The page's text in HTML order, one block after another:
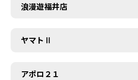
浪漫遊福井店
ヤマトⅡ
アポロ２１